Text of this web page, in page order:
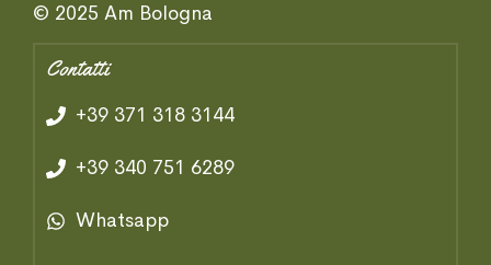
© 2025 Am Bologna
Contatti
+39 371 318 3144
+39 340 751 6289
Whatsapp